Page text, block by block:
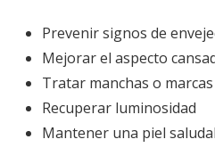
Prevenir signos de
Mejorar el aspecto
Tratar manchas o marcas
Recuperar luminosidad
Mantener una piel